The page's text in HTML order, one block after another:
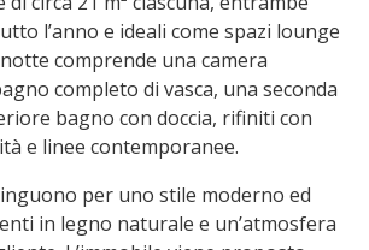
l’anno e ideali come spazi lounge
comprende una camera
completo di vasca, una seconda
bagno con doccia, rifiniti con
e linee contemporanee.
per uno stile moderno ed
in legno naturale e un’atmosfera